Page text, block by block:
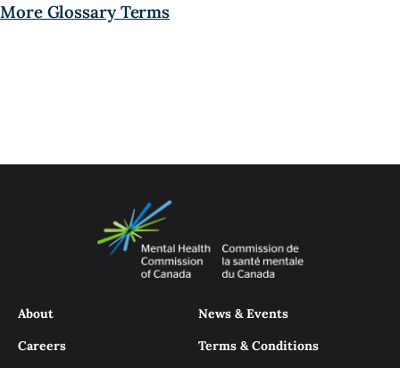
More Glossary Terms
About
Careers
News & Events
Terms & Conditions